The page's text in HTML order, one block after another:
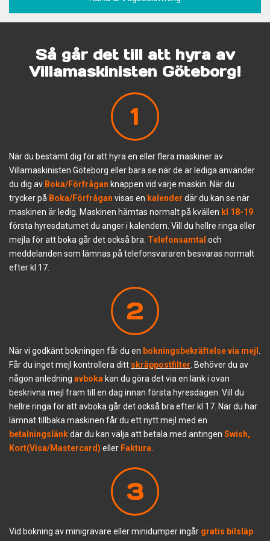
Så går det till att hyra av
Villamaskinisten Göteborg!
1
När du bestämt dig för att hyra en eller flera maskiner av
Villamaskinisten Göteborg eller bara se när de är lediga använder
du dig av Boka/Förfrågan knappen vid varje maskin. När du
trycker på Boka/Förfrågan visas en kalender där du kan se när
maskinen är ledig. Maskinen hämtas normalt på kvällen kl 18-19
första hyresdatumet du anger i kalendern. Vill du hellre ringa eller
mejla för att boka går det också bra. Telefonsamtal och
meddelanden som lämnas på telefonsvararen besvaras normalt
efter kl 17.
2
När vi godkänt bokningen får du en bokningsbekräftelsevia mejl
Får du inget mejl kontrollera ditt skräppostfilter . Behöver du av
någon anledning avboka kan du göra det via en länk i ovan
beskrivna mejl fram till en dag innan första hyresdagen. Vill du
hellre ringa för att avboka går det också bra efter kl 17. När du har
lämnat tillbaka maskinen får du ett nytt mejl med en
betalningslänkdär du kan välja att betala med antingen Swish,
Kort(Visa/Mastercard) eller Faktura.
3
Vid bokning av minigrävare eller minidumper ingår gratis bilsläp